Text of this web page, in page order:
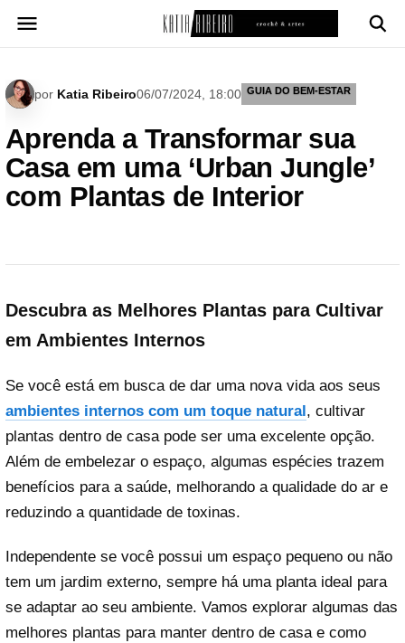
para
por Katia Ribeiro06/07/2024, 18:00 GUIA DO BEM-ESTAR
Aprenda a Transformar sua
Casa em uma ‘Urban Jungle’
com Plantas de Interior
Descubra as Melhores Plantas para Cultivar
em Ambientes Internos
Se você está em busca de dar uma nova vida aos seus
ambientes internos com um toque natural, cultivar
plantas dentro de casa pode ser uma excelente opção.
Além de embelezar o espaço, algumas espécies trazem
benefícios para a saúde, melhorando a qualidade do ar e
reduzindo a quantidade de toxinas.
Independente se você possui um espaço pequeno ou não
tem um jardim externo, sempre há uma planta ideal para
se adaptar ao seu ambiente. Vamos explorar algumas das
melhores plantas para manter dentro de casa e como